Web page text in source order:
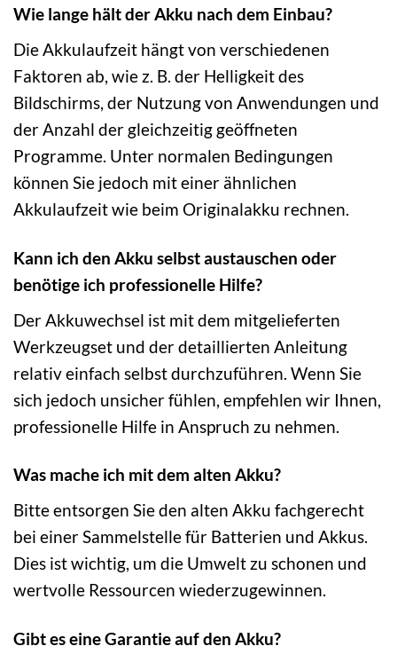
Wie lange hält der Akku nach dem Einbau?
Die Akkulaufzeit hängt von verschiedenen
Faktoren ab, wie z. B. der Helligkeit des
Bildschirms, der Nutzung von Anwendungen und
der Anzahl der gleichzeitig geöffneten
Programme. Unter normalen Bedingungen
können Sie jedoch mit einer ähnlichen
Akkulaufzeit wie beim Originalakku rechnen.
Kann ich den Akku selbst austauschen oder
benötige ich professionelle Hilfe?
Der Akkuwechsel ist mit dem mitgelieferten
Werkzeugset und der detaillierten Anleitung
relativ einfach selbst durchzuführen. Wenn Sie
sich jedoch unsicher fühlen, empfehlen wir Ihnen,
professionelle Hilfe in Anspruch zu nehmen.
Was mache ich mit dem alten Akku?
Bitte entsorgen Sie den alten Akku fachgerecht
bei einer Sammelstelle für Batterien und Akkus.
Dies ist wichtig, um die Umwelt zu schonen und
wertvolle Ressourcen wiederzugewinnen.
Gibt es eine Garantie auf den Akku?